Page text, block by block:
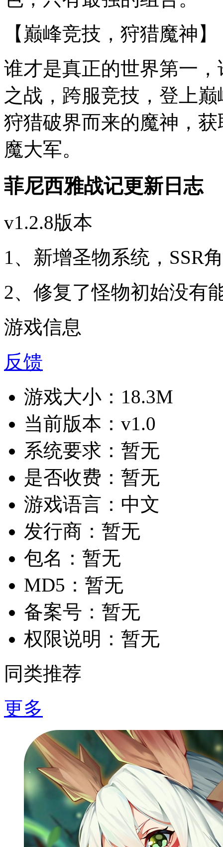
【巅峰竞技，狩猎魔神】
谁才是真正的世界第一
之战，跨服竞技，登上
狩猎破界而来的魔神，
魔大军。
菲尼西雅战记更新日志
v1.2.8版本
1、新增圣物系统，SSR
2、修复了怪物初始没有
游戏信息
反馈
游戏大小： 18.3M
当前版本： v1.0
系统要求： 暂无
是否收费： 暂无
游戏语言： 中文
发行商： 暂无
包名： 暂无
MD5： 暂无
备案号： 暂无
权限说明： 暂无
同类推荐
更多